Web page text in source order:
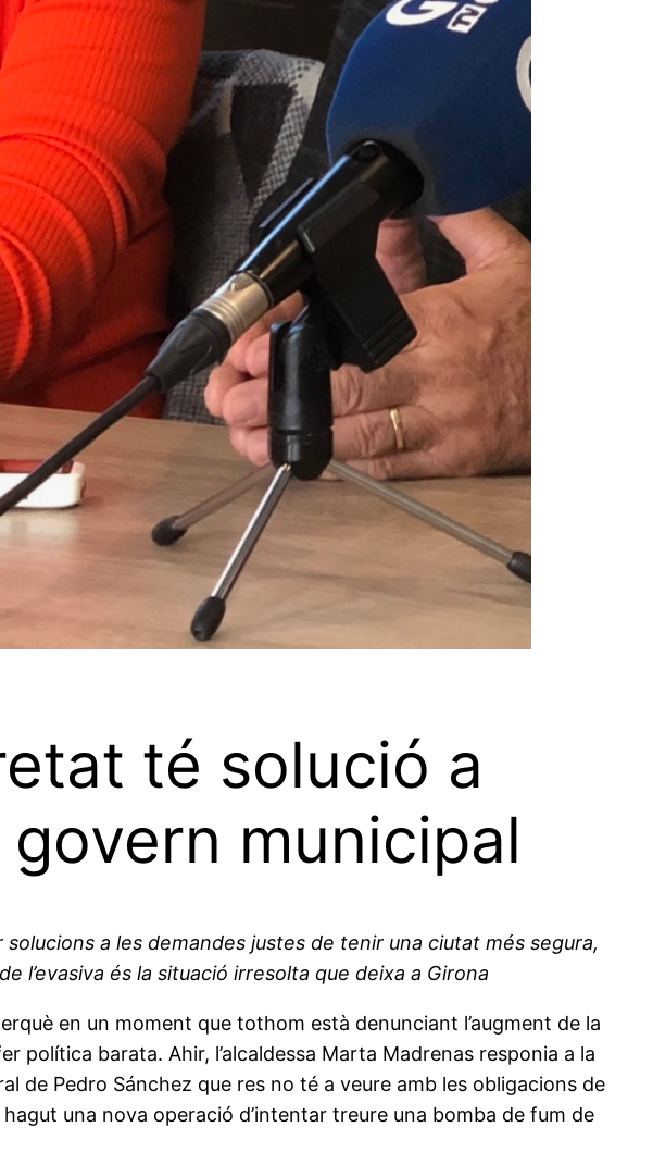
té solució a
municipal
a les demandes justes de tenir una ciutat més segura,
l’evasiva és la situació irresolta que deixa a Girona
en un moment que tothom està denunciant l’augment de la
política barata. Ahir, l’alcaldessa Marta Madrenas responia a la
de Pedro Sánchez que res no té a veure amb les obligacions de
una nova operació d’intentar treure una bomba de fum de